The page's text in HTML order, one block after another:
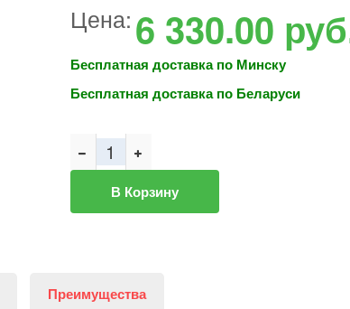
Цена:6 330.00
Бесплатная доставка по Минску
Бесплатная доставка по Беларуси
В Корзину
Преимущества